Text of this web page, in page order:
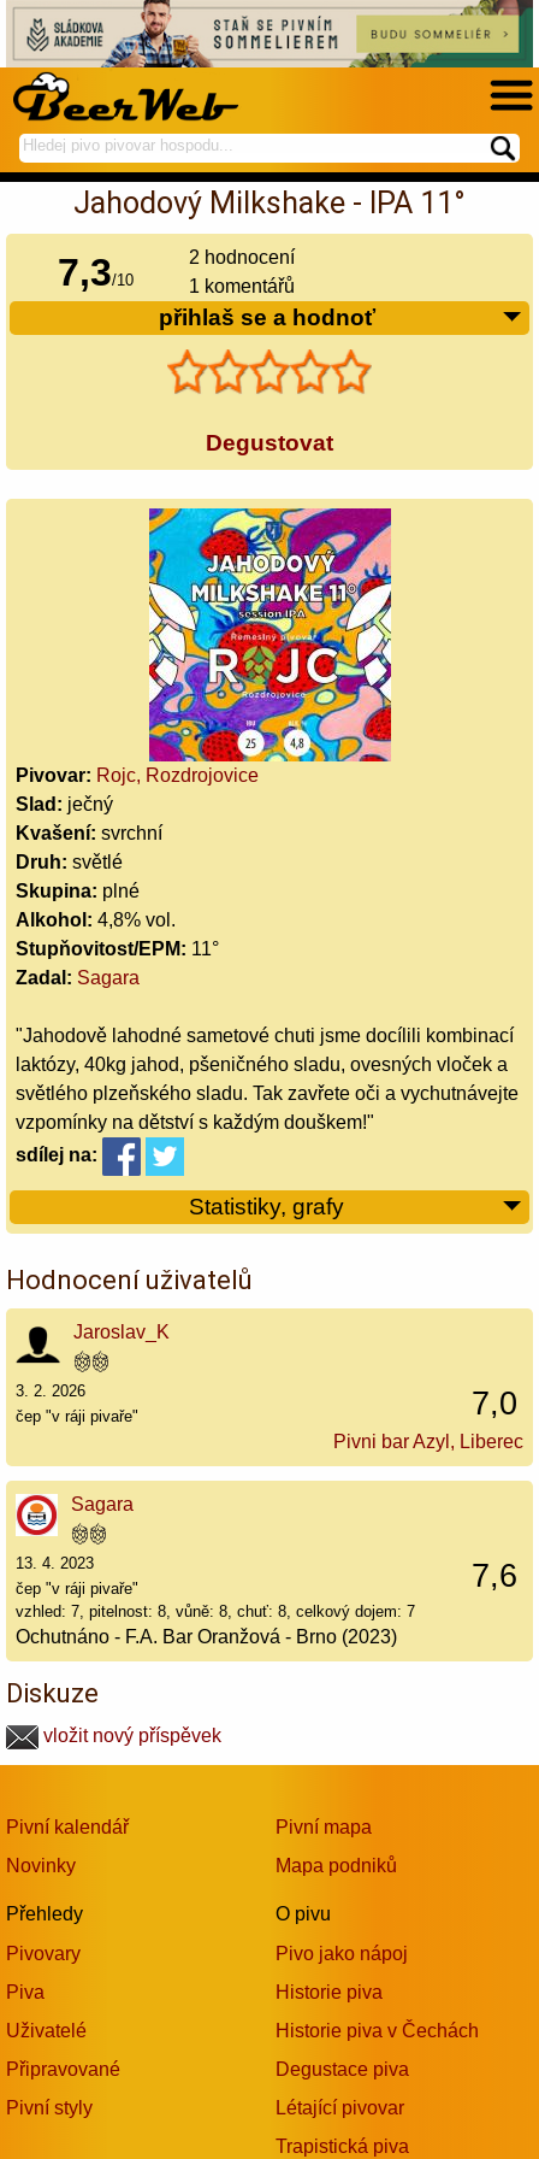
hledej
na
BeerWeb
spustí
hledání
Jahodový Milkshake - IPA 11°
7,3/10
2 hodnocení
1 komentářů
přihlaš se a hodnoť
Degustovat
Pivovar: Rojc, Rozdrojovice
Slad: ječný
Kvašení: svrchní
Druh: světlé
Skupina: plné
Alkohol: 4,8% vol.
Stupňovitost/EPM: 11°
Zadal: Sagara
"Jahodově lahodné sametové chuti jsme docílili kombinací
laktózy, 40kg jahod, pšeničného sladu, ovesných vloček a
světlého plzeňského sladu. Tak zavřete oči a vychutnávejte
vzpomínky na dětství s každým douškem!"
sdílej na:
Statistiky, grafy
Hodnocení uživatelů
Jaroslav_K
7,0
3. 2. 2026
čep "v ráji pivaře"
Pivni bar Azyl, Liberec
Sagara
7,6
13. 4. 2023
čep "v ráji pivaře"
vzhled: 7, pitelnost: 8, vůně: 8, chuť: 8, celkový dojem: 7
Ochutnáno - F.A. Bar Oranžová - Brno (2023)
Diskuze
vložit nový příspěvek
Pivní kalendář
Novinky
Přehledy
Pivovary
Piva
Uživatelé
Připravované
Pivní styly
Pivní mapa
Mapa podniků
O pivu
Pivo jako nápoj
Historie piva
Historie piva v Čechách
Degustace piva
Létající pivovar
Trapistická piva